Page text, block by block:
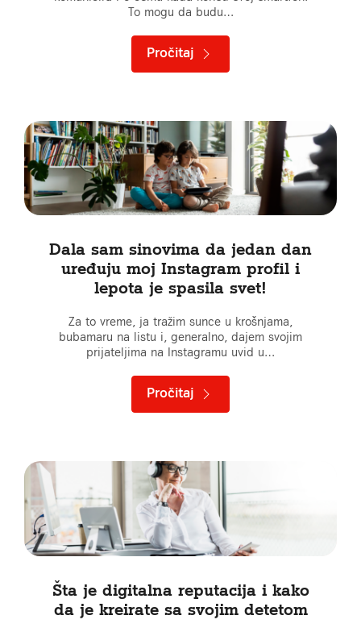
To mogu da budu…
Pročitaj
Dala sam sinovima da jedan dan
uređuju moj Instagram profil i
lepota je spasila svet!
Za to vreme, ja tražim sunce u krošnjama,
bubamaru na listu i, generalno, dajem svojim
prijateljima na Instagramu uvid u…
Pročitaj
Šta je digitalna reputacija i kako
da je kreirate sa svojim detetom